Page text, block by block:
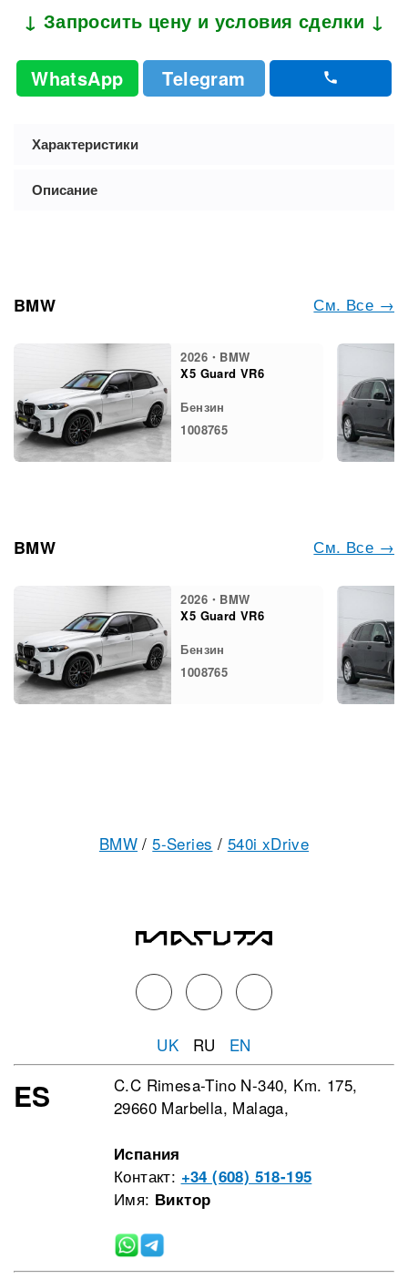
↓ Запросить цену и условия сделки ↓
WhatsApp Telegram
Характеристики
Описание
См. Все →
BMW
2026・BMW
X5 Guard VR6
Бензин
1008765
См. Все →
BMW
2026・BMW
X5 Guard VR6
Бензин
1008765
BMW / 5-Series / 540i xDrive
UK RU EN
ES
C.C Rimesa-Tino N-340, Km. 175,
29660 Marbella, Malaga,
Испания
Контакт: +34 (608) 518-195
Имя: Виктор